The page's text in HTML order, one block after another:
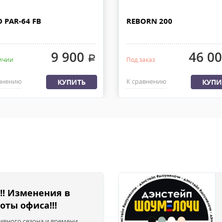
весом не более 30 кг и
дней с момента 100%
PAR-64 FB
9 900 .
КУПИТЬ
REBORN 200
Под заказ 46
К сравнению
Изменения в
офиса!!!